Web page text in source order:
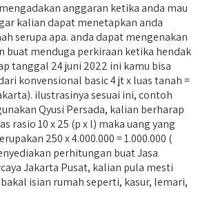
anggaran ketika anda mau
kalian dapat menetapkan anda
serupa apa. anda dapat mengenakan
buat menduga perkiraan ketika hendak
tanggal 24 juni 2022 ini kamu bisa
konvensional basic 4 jt x luas tanah =
ilustrasinya sesuai ini, contoh
Qyusi Persada, kalian berharap
rasio 10 x 25 (p x l) maka uang yang
250 x 4.000.000 = 1.000.000 (
perhitungan buat Jasa
Jakarta Pusat, kalian pula mesti
isian rumah seperti, kasur, lemari,